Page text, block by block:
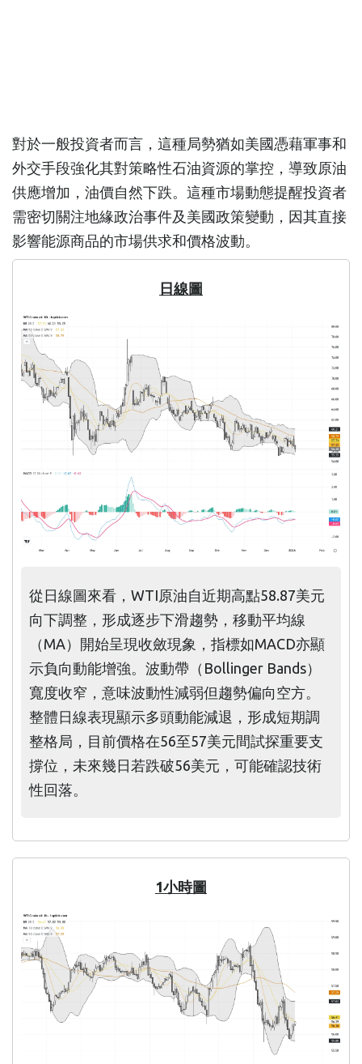
對於一般投資者而言，這種局勢猶如美國憑藉軍事和
外交手段強化其對策略性石油資源的掌控，導致原油
供應增加，油價自然下跌。這種市場動態提醒投資者
需密切關注地緣政治事件及美國政策變動，因其直接
影響能源商品的市場供求和價格波動。
日線圖
從日線圖來看，WTI原油自近期高點58.87美元
向下調整，形成逐步下滑趨勢，移動平均線
（MA）開始呈現收斂現象，指標如MACD亦顯
示負向動能增強。波動帶（Bollinger Bands）
寬度收窄，意味波動性減弱但趨勢偏向空方。
整體日線表現顯示多頭動能減退，形成短期調
整格局，目前價格在56至57美元間試探重要支
撐位，未來幾日若跌破56美元，可能確認技術
性回落。
1小時圖